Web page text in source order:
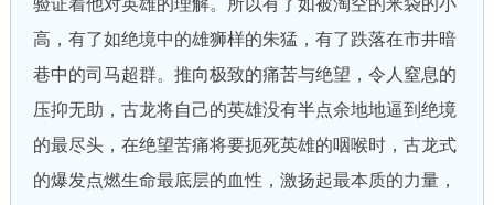
验证着他对英雄的理解。所以有了如被淘空的米袋的小
高，有了如绝境中的雄狮样的朱猛，有了跌落在市井暗
巷中的司马超群。推向极致的痛苦与绝望，令人窒息的
压抑无助，古龙将自己的英雄没有半点余地地逼到绝境
的最尽头，在绝望苦痛将要扼死英雄的咽喉时，古龙式
的爆发点燃生命最底层的血性，激扬起最本质的力量，